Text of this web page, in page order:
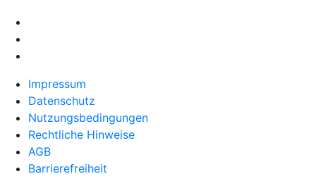
Impressum
Datenschutz
Nutzungsbedingungen
Rechtliche Hinweise
AGB
Barrierefreiheit